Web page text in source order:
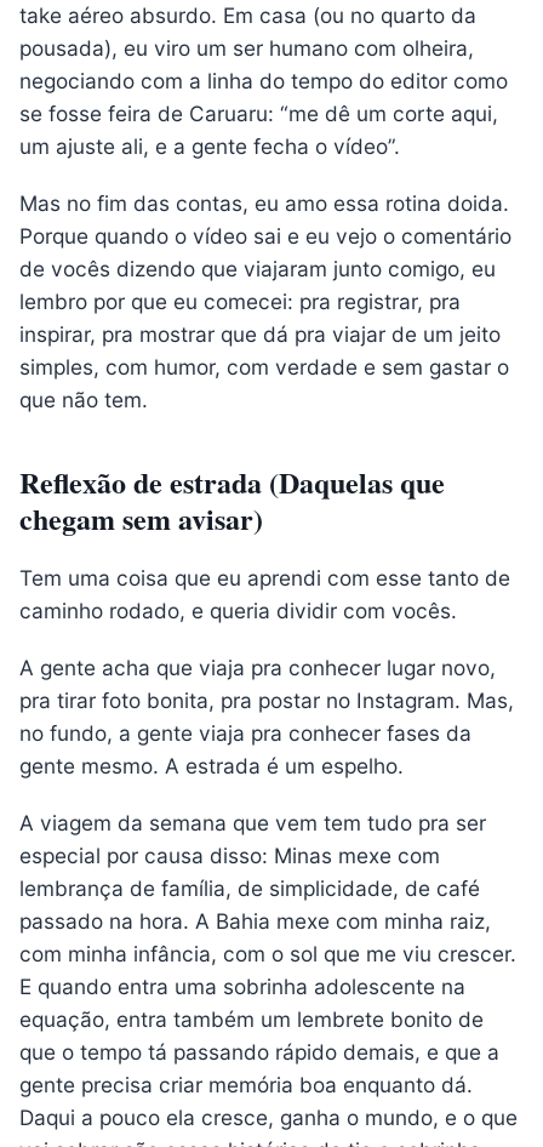
take aéreo absurdo. Em casa (ou no quarto da
pousada), eu viro um ser humano com olheira,
negociando com a linha do tempo do editor como
se fosse feira de Caruaru: “me dê um corte aqui,
um ajuste ali, e a gente fecha o vídeo”.
Mas no fim das contas, eu amo essa rotina doida.
Porque quando o vídeo sai e eu vejo o comentário
de vocês dizendo que viajaram junto comigo, eu
lembro por que eu comecei: pra registrar, pra
inspirar, pra mostrar que dá pra viajar de um jeito
simples, com humor, com verdade e sem gastar o
que não tem.
Reflexão de estrada (Daquelas que
chegam sem avisar)
Tem uma coisa que eu aprendi com esse tanto de
caminho rodado, e queria dividir com vocês.
A gente acha que viaja pra conhecer lugar novo,
pra tirar foto bonita, pra postar no Instagram. Mas,
no fundo, a gente viaja pra conhecer fases da
gente mesmo. A estrada é um espelho.
A viagem da semana que vem tem tudo pra ser
especial por causa disso: Minas mexe com
lembrança de família, de simplicidade, de café
passado na hora. A Bahia mexe com minha raiz,
com minha infância, com o sol que me viu crescer.
E quando entra uma sobrinha adolescente na
equação, entra também um lembrete bonito de
que o tempo tá passando rápido demais, e que a
gente precisa criar memória boa enquanto dá.
Daqui a pouco ela cresce, ganha o mundo, e o que